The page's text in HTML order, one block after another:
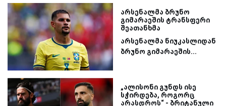
არსენალმა ბრუნო
გიმარაეშის ტრანსფერი
შეათანხმა
არსენალმა ნიუკასლიდან
ბრუნო გიმარაეშის...
„ალისონი გუნდს ისე
სჭირდება, როგორც
არასდროს“ - ბრიტანული